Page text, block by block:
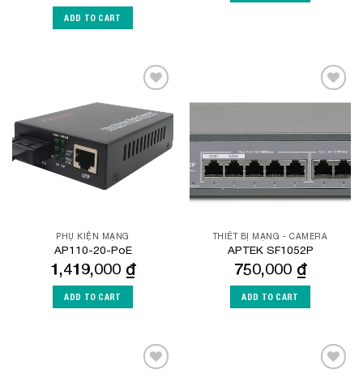
ADD TO CART
Wishlist
PHỤ KIỆN MẠNG
AP110-20-PoE
1,419,000 ₫
ADD TO CART
Add to
THIẾT BỊ MẠNG - CAMERA
APTEK SF1052P
750,000 ₫
ADD TO CART